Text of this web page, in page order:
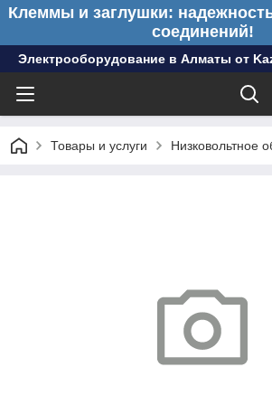
Клеммы и заглушки:
соединений!
Электрооборудование в Алматы от
Товары и услуги Низковольтное